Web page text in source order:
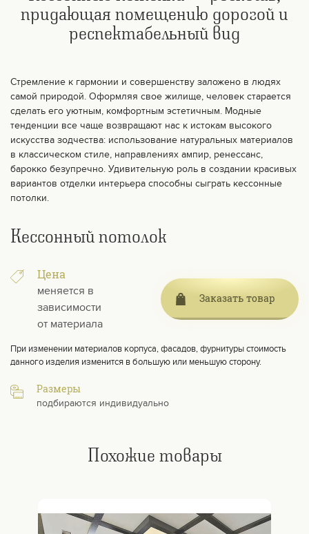
придающая помещению дорогой и
респектабельный вид
Стремление к гармонии и совершенству заложено в людях
самой природой. Оформляя свое жилище, человек старается
сделать его уютным, комфортным эстетичным. Модные
тенденции все чаще возвращают нас к истокам высокого
искусства зодчества: использование натуральных материалов
в классическом стиле, направлениях ампир, ренессанс,
барокко безупречно. Удивительную роль в создании красивых
вариантов отделки интерьера способны сыграть кессонные
потолки.
Кессонный потолок
Цена
меняется в
зависимости
от материала
Заказать товар
При изменении материалов корпуса, фасадов, фурнитуры стоимость
данного изделия изменится в большую или меньшую сторону.
Размеры
подбираются индивидуально
Похожие товары